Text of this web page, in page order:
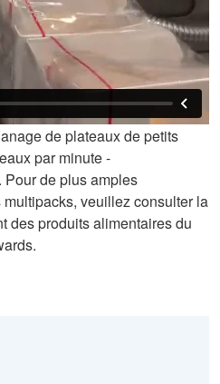
de plateaux de petits
par minute -
de plus amples
veuillez consulter la
des produits alimentaires du